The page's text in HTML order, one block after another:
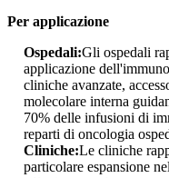
Per applicazione
Ospedali:Gli ospedali
applicazione
cliniche avanzate,
molecolare interna
70% delle infusioni di
reparti di oncologia
Cliniche:Le cliniche
particolare espansione